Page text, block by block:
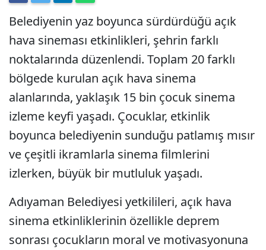
Belediyenin yaz boyunca sürdürdüğü açık
hava sineması etkinlikleri, şehrin farklı
noktalarında düzenlendi. Toplam 20 farklı
bölgede kurulan açık hava sinema
alanlarında, yaklaşık 15 bin çocuk sinema
izleme keyfi yaşadı. Çocuklar, etkinlik
boyunca belediyenin sunduğu patlamış mısır
ve çeşitli ikramlarla sinema filmlerini
izlerken, büyük bir mutluluk yaşadı.
Adıyaman Belediyesi yetkilileri, açık hava
sinema etkinliklerinin özellikle deprem
sonrası çocukların moral ve motivasyonuna